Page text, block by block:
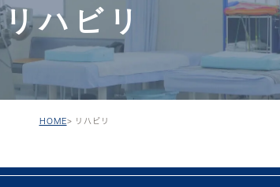
リハビリ
HOME リハビリ